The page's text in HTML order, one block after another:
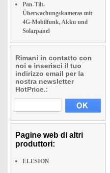
Pan-Tilt-
Überwachungskameras mit
4G-Mobilfunk, Akku und
Solarpanel
Rimani in contatto con
noi e inserisci il tuo
indirizzo email per la
nostra newsletter
HotPrice.:
Pagine web di altri
produttori:
ELESION